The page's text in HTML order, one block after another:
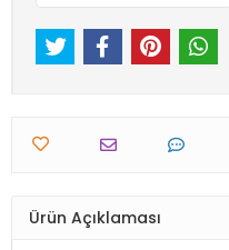
Ürün Açıklaması